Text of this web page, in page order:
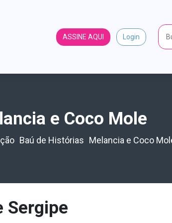
ASSINE AQUI Login
e Coco Mole
Baú de Histórias Melancia e Coco
Sergipe